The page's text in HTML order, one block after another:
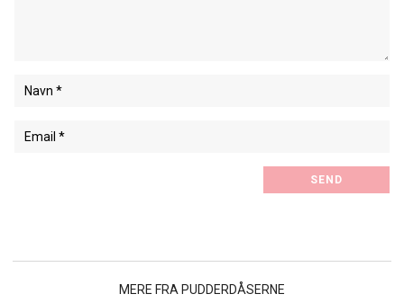
MERE FRA PUDDERDÅSERNE